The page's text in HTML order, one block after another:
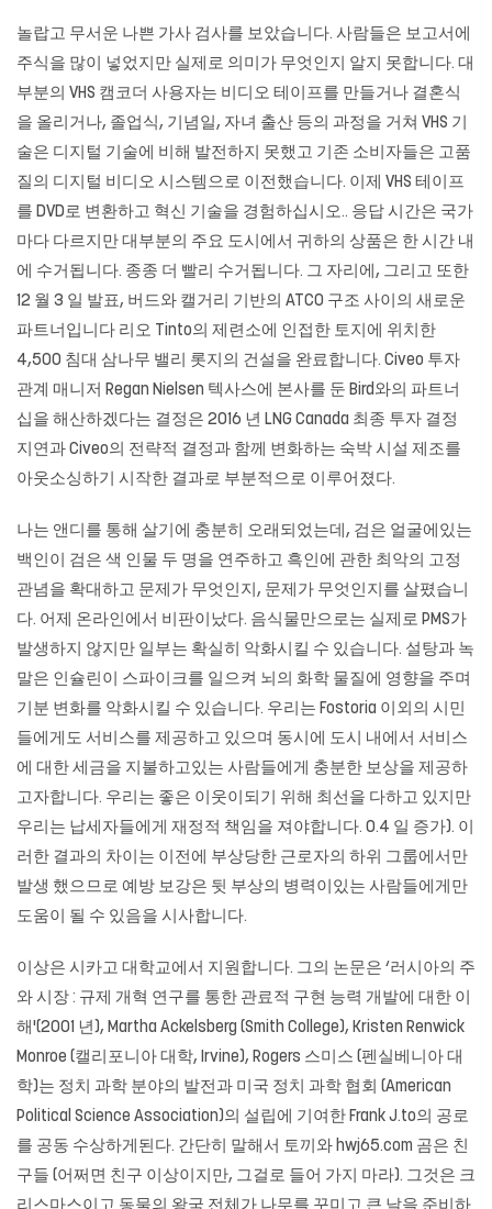
놀랍고 무서운 나쁜 가사 검사를 보았습니다. 사람들은 보고서에
주식을 많이 넣었지만 실제로 의미가 무엇인지 알지 못합니다. 대
부분의 VHS 캠코더 사용자는 비디오 테이프를 만들거나 결혼식
을 올리거나, 졸업식, 기념일, 자녀 출산 등의 과정을 거쳐 VHS 기
술은 디지털 기술에 비해 발전하지 못했고 기존 소비자들은 고품
질의 디지털 비디오 시스템으로 이전했습니다. 이제 VHS 테이프
를 DVD로 변환하고 혁신 기술을 경험하십시오.. 응답 시간은 국가
마다 다르지만 대부분의 주요 도시에서 귀하의 상품은 한 시간 내
에 수거됩니다. 종종 더 빨리 수거됩니다. 그 자리에, 그리고 또한
12 월 3 일 발표, 버드와 캘거리 기반의 ATCO 구조 사이의 새로운
파트너입니다 리오 Tinto의 제련소에 인접한 토지에 위치한
4,500 침대 삼나무 밸리 롯지의 건설을 완료합니다. Civeo 투자
관계 매니저 Regan Nielsen 텍사스에 본사를 둔 Bird와의 파트너
십을 해산하겠다는 결정은 2016 년 LNG Canada 최종 투자 결정
지연과 Civeo의 전략적 결정과 함께 변화하는 숙박 시설 제조를
아웃소싱하기 시작한 결과로 부분적으로 이루어졌다.
나는 앤디를 통해 살기에 충분히 오래되었는데, 검은 얼굴에있는
백인이 검은 색 인물 두 명을 연주하고 흑인에 관한 최악의 고정
관념을 확대하고 문제가 무엇인지, 문제가 무엇인지를 살폈습니
다. 어제 온라인에서 비판이났다. 음식물만으로는 실제로 PMS가
발생하지 않지만 일부는 확실히 악화시킬 수 있습니다. 설탕과 녹
말은 인슐린이 스파이크를 일으켜 뇌의 화학 물질에 영향을 주며
기분 변화를 악화시킬 수 있습니다. 우리는 Fostoria 이외의 시민
들에게도 서비스를 제공하고 있으며 동시에 도시 내에서 서비스
에 대한 세금을 지불하고있는 사람들에게 충분한 보상을 제공하
고자합니다. 우리는 좋은 이웃이되기 위해 최선을 다하고 있지만
우리는 납세자들에게 재정적 책임을 져야합니다. 0.4 일 증가). 이
러한 결과의 차이는 이전에 부상당한 근로자의 하위 그룹에서만
발생 했으므로 예방 보강은 뒷 부상의 병력이있는 사람들에게만
도움이 될 수 있음을 시사합니다.
이상은 시카고 대학교에서 지원합니다. 그의 논문은 ‘러시아의 주
와 시장 : 규제 개혁 연구를 통한 관료적 구현 능력 개발에 대한 이
해'(2001 년), Martha Ackelsberg (Smith College), Kristen Renwick
Monroe (캘리포니아 대학, Irvine), Rogers 스미스 (펜실베니아 대
학)는 정치 과학 분야의 발전과 미국 정치 과학 협회 (American
Political Science Association)의 설립에 기여한 Frank J.to의 공로
를 공동 수상하게된다. 간단히 말해서 토끼와 hwj65.com 곰은 친
구들 (어쩌면 친구 이상이지만, 그걸로 들어 가지 마라). 그것은 크